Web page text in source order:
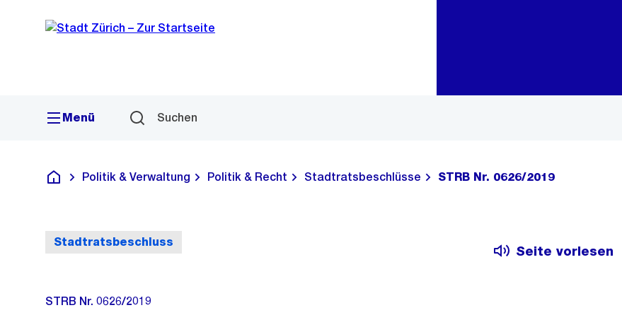
Navigation
Sprunglink
Menü Suchen
Deutsch
Politik & Verwaltung Politik & Recht Stadtratsbeschlüsse STRB Nr. 0626/2019
Stadtratsbeschluss
Seite vorlesen
STRB Nr. 0626/2019